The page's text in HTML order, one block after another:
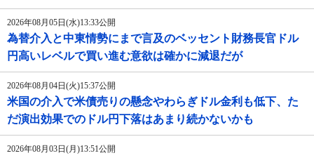
2026年08月05日(水)13:33公開
為替介入と中東情勢にまで言及のベッセント財務長官ドル
円高いレベルで買い進む意欲は確かに減退だが
2026年08月04日(火)15:37公開
米国の介入で米債売りの懸念やわらぎドル金利も低下、た
だ演出効果でのドル円下落はあまり続かないかも
2026年08月03日(月)13:51公開